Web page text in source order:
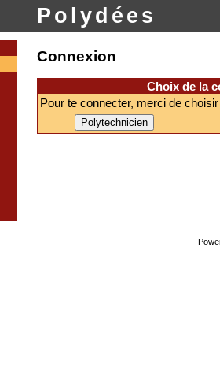
Polydées
Connexion
Choix de la
Pour te connecter, merci de